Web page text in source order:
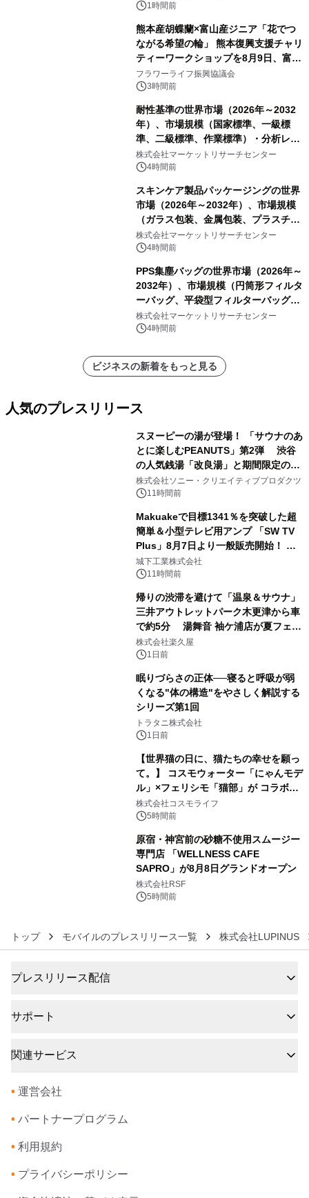
PropTech-Lab
1時間前
熊本産胡蝶蘭×富山産ジニア「花でつ
ながる希望の輪」 熊本復興支援チャリ
ティーワークショップを8月9日、富
山・射水で開催
フラワーライフ振興協議会
3時間前
耐性基準の世界市場（2026年～2032
年）、市場規模（国家標準、一級標
準、二級標準、作業標準）・分析レポ
ートを発表
株式会社マーケットリサーチセンター
4時間前
スキンケア製品パッケージングの世界
市場（2026年～2032年）、市場規模
（ガラス包装、金属包装、プラスチッ
ク包装、その他）・分析レポートを発
表
株式会社マーケットリサーチセンター
4時間前
PPS集塵バッグの世界市場（2026年～
2032年）、市場規模（円筒形フィルタ
ーバッグ、平袋型フィルターバッグ、
プリーツフィルターバッグ、その
他）・分析レポートを発表
株式会社マーケットリサーチセンター
4時間前
ビジネスの新着をもっと見る
人気のプレスリリース
スヌーピーの湯が登場！ 「サウナのあ
とに楽しむPEANUTS」第2弾 渋谷
の人気銭湯「改良湯」と期間限定のコ
ラボレーション サウナイキタイコラ
ボグッズも発売決定！
株式会社ソニー・クリエイティブプロダクツ
11時間前
Makuakeで目標1341％を突破した超
簡単＆小型テレビ用アンプ 「SW TV
Plus」8月7日より一般販売開始！ ケ
ーブル1本つなぐだけ、テレビの音が
ぐっと豊かに
城下工業株式会社
11時間前
帰りの渋滞を避けて「温泉＆サウナ」
三井アウトレットパーク木更津から車
で約5分 湯舞音 袖ケ浦店が夏フェア
メニューを提供
株式会社楽久屋
1日前
眠りづらさの正体──寝ると呼吸が弱
くなる"体の構造"をやさしく解説する
シリーズ第1回
トラタニ株式会社
1日前
【世界猫の日に、猫たちの幸せを願っ
て。】 コスモウォーター「にゃんモデ
ル」×フェリシモ「猫部」が コラボキ
ャンペーンを実施
株式会社コスモライフ
5時間前
原宿・神宮前の砂糖不使用スムージー
専門店 「WELLNESS CAFE
SAPRO」が8月8日グランドオープン
株式会社RSF
5時間前
トップ モバイルのプレスリリース一覧 株式会社LUPINUS
プレスリリース配信
サポート
関連サービス
• 運営会社
• パートナープログラム
• 利用規約
• プライバシーポリシー